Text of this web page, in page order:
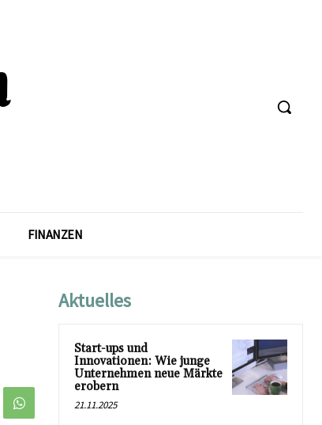
FINANZEN
Aktuelles
Start-ups und
Innovationen: Wie junge
Unternehmen neue Märkte
erobern
21.11.2025